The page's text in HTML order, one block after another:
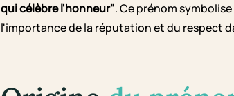
qui célèbre l'honneur". Ce prénom
l'importance de la réputation et du respect